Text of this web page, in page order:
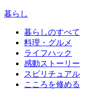
暮らし
暮らしのすべて
料理・グルメ
ライフハック
感動ストーリー
スピリチュアル
こころを修める